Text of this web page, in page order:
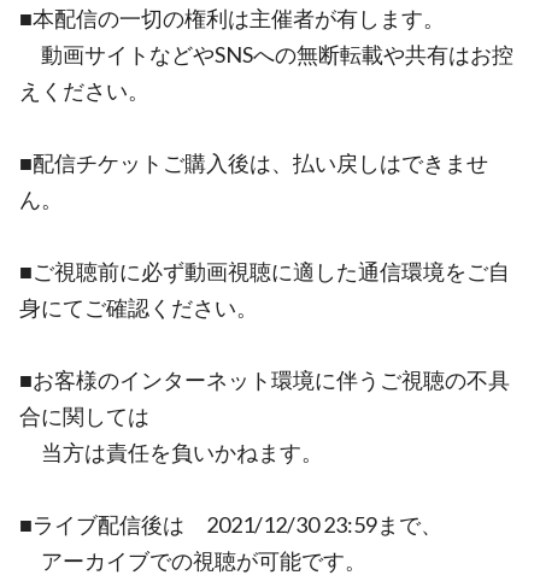
■本配信の一切の権利は主催者が有します。
動画サイトなどやSNSへの無断転載や共有はお控
えください。
■配信チケットご購入後は、払い戻しはできませ
ん。
■ご視聴前に必ず動画視聴に適した通信環境をご自
身にてご確認ください。
■お客様のインターネット環境に伴うご視聴の不具
合に関しては
当方は責任を負いかねます。
■ライブ配信後は 2021/12/30 23:59まで、
アーカイブでの視聴が可能です。